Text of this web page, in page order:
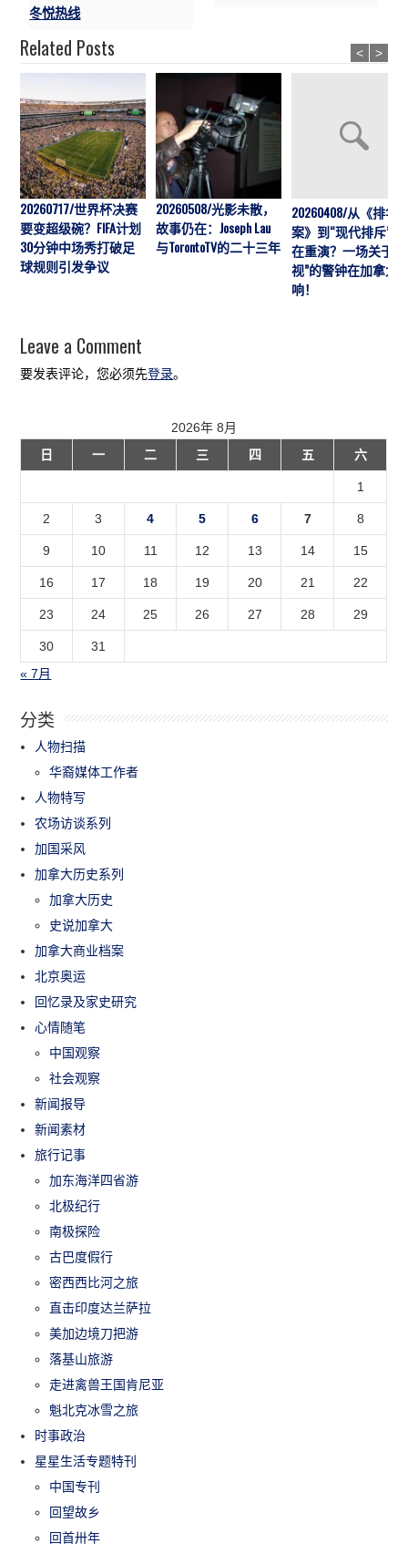
冬悦热线
Related Posts
20260717/世界杯决赛
要变超级碗？FIFA计划
30分钟中场秀打破足
球规则引发争议
20260508/光影未散，
故事仍在：Joseph Lau
与TorontoTV的二十三年
20260408/从《排华
案》到“现代排斥”历
在重演？一场关于“
视”的警钟在加拿大
响！
< >
Leave a Comment
要发表评论，您必须先登录。
2026年 8月
日
一 二 三 四 五 六
1
2 3 4 5 6 7 8
9 10 11 12 13 14 15
16 17 18 19 20 21 22
23 24 25 26 27 28 29
30
31
« 7月
分类
人物扫描
华裔媒体工作者
人物特写
农场访谈系列
加国采风
加拿大历史系列
加拿大历史
史说加拿大
加拿大商业档案
北京奥运
回忆录及家史研究
心情随笔
中国观察
社会观察
新闻报导
新闻素材
旅行记事
加东海洋四省游
北极纪行
南极探险
古巴度假行
密西西比河之旅
直击印度达兰萨拉
美加边境刀把游
落基山旅游
走进禽兽王国肯尼亚
魁北克冰雪之旅
时事政治
星星生活专题特刊
中国专刊
回望故乡
回首卅年